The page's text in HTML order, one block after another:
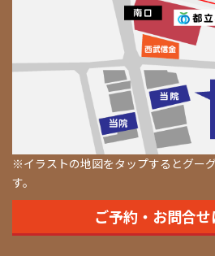
※イラストの地図をタップするとグー
す。
ご予約・お問合